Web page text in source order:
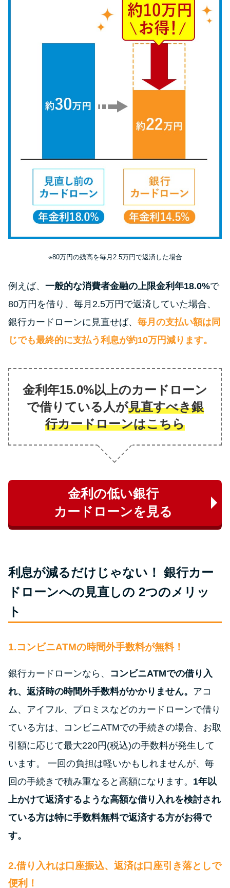
種類や特徴で探す
銀行カードローンを選ぶべき4つ
お金を借りる3つのポイント
その他コラム
今月の家賃払えない…2ヵ月目に
は解決しないと危険な理由と対
処法3つ
家賃払えないが強制退去は避け
法2選
街金とは？絶対審査通る？借金
に悩む人へ街金をおすすめしな
い理由
やシステムをカードローンと比
較
学生がお金を借りる方法があ
学生がお金を借りる方法は？親
へのバレにくさや将来への影響
を解説
は要注意！
090金融（闇金）からお金を借り
の対処法
安や審査に通らない理由
ブラックでもお金を借りるに
は？3つの判断基準と工面法
アコムはブラックでも審査に通
る？ 自分がブラックか確かめる
方法
の？ カードローンの選び方を徹
プロミスの返済方法を徹底解
※80万円の残高を毎月2.5万円で返済した場合
例えば、 一般的な消費者金融の上限金利年18.0%で
80万円を借り、毎月2.5万円で返済していた場合、
銀行カードローンに見直せば、 毎月の支払い額は同
じでも最終的に支払う利息が約10万円減ります。
金利年15.0%以上のカードローン
で借りている人が見直すべき銀
行カードローンはこちら
金利の低い銀行
カードローンを見る
利息が減るだけじゃない！ 銀行カー
ドローンへの見直しの 2つのメリッ
ト
1.コンビニATMの時間外手数料が無料！
銀行カードローンなら、 コンビニATMでの借り入
れ、返済時の時間外手数料がかかりません。 アコ
ム、アイフル、プロミスなどのカードローンで借り
ている方は、コンビニATMでの手続きの場合、お取
引額に応じて最大220円(税込)の手数料が発生して
います。 一回の負担は軽いかもしれませんが、毎
回の手続きで積み重なると高額になります。 1年以
上かけて返済するような高額な借り入れを検討され
ている方は特に手数料無料で返済する方がお得で
す。
2.借り入れは口座振込、返済は口座引き落としで
便利！